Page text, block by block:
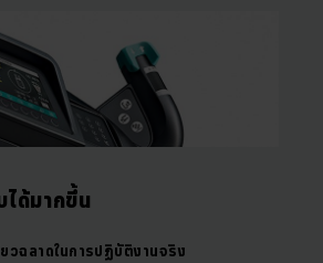
ด้มากขึ้น
วฉลาดในการปฏิบัติงานจริง